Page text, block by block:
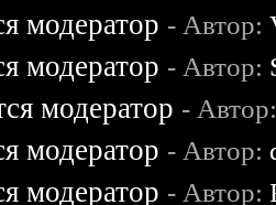
модератор - Автор:
модератор - Автор:
модератор -
модератор - Автор:
модератор - Автор: